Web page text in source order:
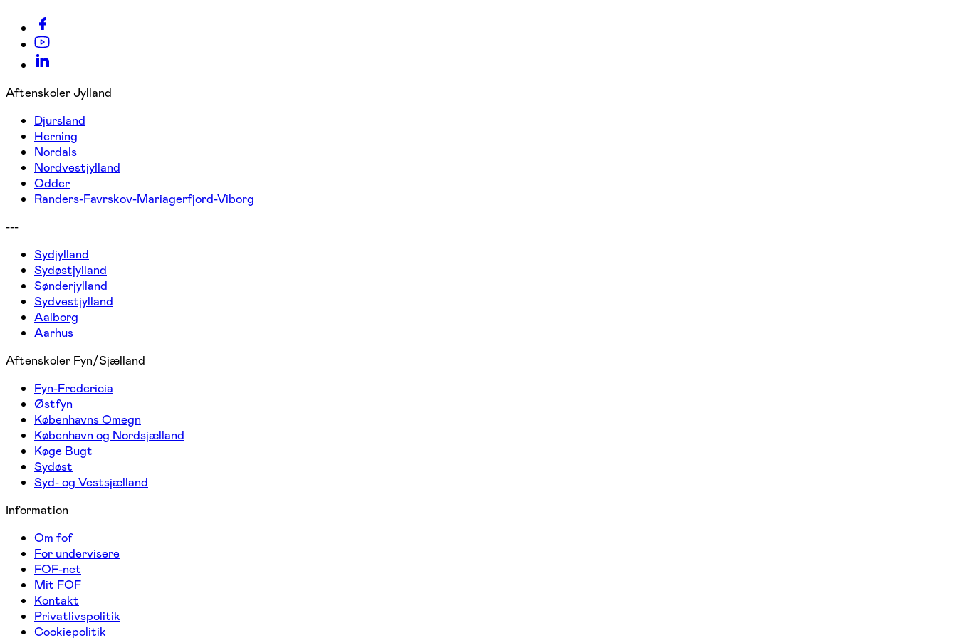
Aftenskoler Jylland
Djursland
Herning
Nordals
Nordvestjylland
Odder
Randers-Favrskov-Mariagerfjord-Viborg
---
Sydjylland
Sydøstjylland
Sønderjylland
Sydvestjylland
Aalborg
Aarhus
Aftenskoler Fyn/Sjælland
Fyn-Fredericia
Østfyn
Københavns Omegn
København og Nordsjælland
Køge Bugt
Sydøst
Syd- og Vestsjælland
Information
Om fof
For undervisere
FOF-net
Mit FOF
Kontakt
Privatlivspolitik
Cookiepolitik